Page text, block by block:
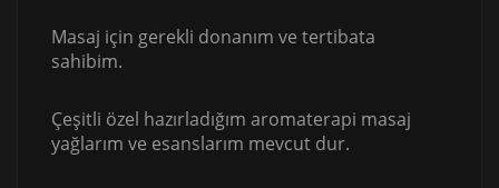
Masaj için gerekli donanım ve tertibata
sahibim.
Çeşitli özel hazırladığım aromaterapi masaj
yağlarım ve esanslarım mevcut dur.